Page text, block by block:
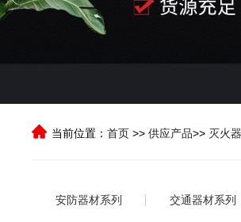
当前位置：首页 >>供应产品>> 灭火
安防器材系列 交通器材系列